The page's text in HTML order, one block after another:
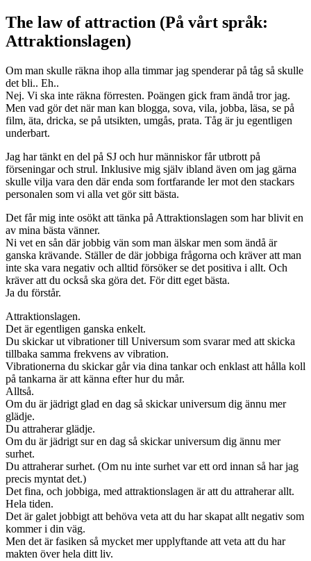
The law of attraction (På vårt språk:
Attraktionslagen)
Om man skulle räkna ihop alla timmar jag spenderar på tåg så skulle
det bli.. Eh..
Nej. Vi ska inte räkna förresten. Poängen gick fram ändå tror jag.
Men vad gör det när man kan blogga, sova, vila, jobba, läsa, se på
film, äta, dricka, se på utsikten, umgås, prata. Tåg är ju egentligen
underbart.
Jag har tänkt en del på SJ och hur människor får utbrott på
förseningar och strul. Inklusive mig själv ibland även om jag gärna
skulle vilja vara den där enda som fortfarande ler mot den stackars
personalen som vi alla vet gör sitt bästa.
Det får mig inte osökt att tänka på Attraktionslagen som har blivit en
av mina bästa vänner.
Ni vet en sån där jobbig vän som man älskar men som ändå är
ganska krävande. Ställer de där jobbiga frågorna och kräver att man
inte ska vara negativ och alltid försöker se det positiva i allt. Och
kräver att du också ska göra det. För ditt eget bästa.
Ja du förstår.
Attraktionslagen.
Det är egentligen ganska enkelt.
Du skickar ut vibrationer till Universum som svarar med att skicka
tillbaka samma frekvens av vibration.
Vibrationerna du skickar går via dina tankar och enklast att hålla koll
på tankarna är att känna efter hur du mår.
Alltså.
Om du är jädrigt glad en dag så skickar universum dig ännu mer
glädje.
Du attraherar glädje.
Om du är jädrigt sur en dag så skickar universum dig ännu mer
surhet.
Du attraherar surhet. (Om nu inte surhet var ett ord innan så har jag
precis myntat det.)
Det fina, och jobbiga, med attraktionslagen är att du attraherar allt.
Hela tiden.
Det är galet jobbigt att behöva veta att du har skapat allt negativ som
kommer i din väg.
Men det är fasiken så mycket mer upplyftande att veta att du har
makten över hela ditt liv.